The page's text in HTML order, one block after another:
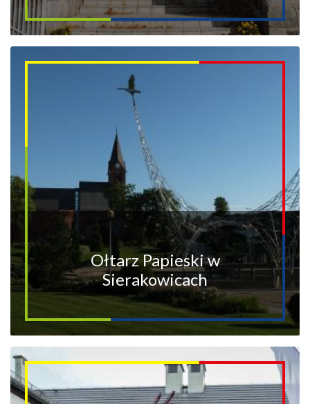
Ołtarz Papieski w
Sierakowicach